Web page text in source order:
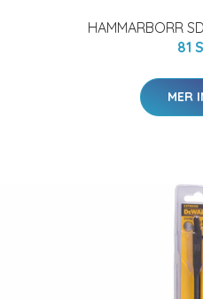
HAMMARBORR
81
MER